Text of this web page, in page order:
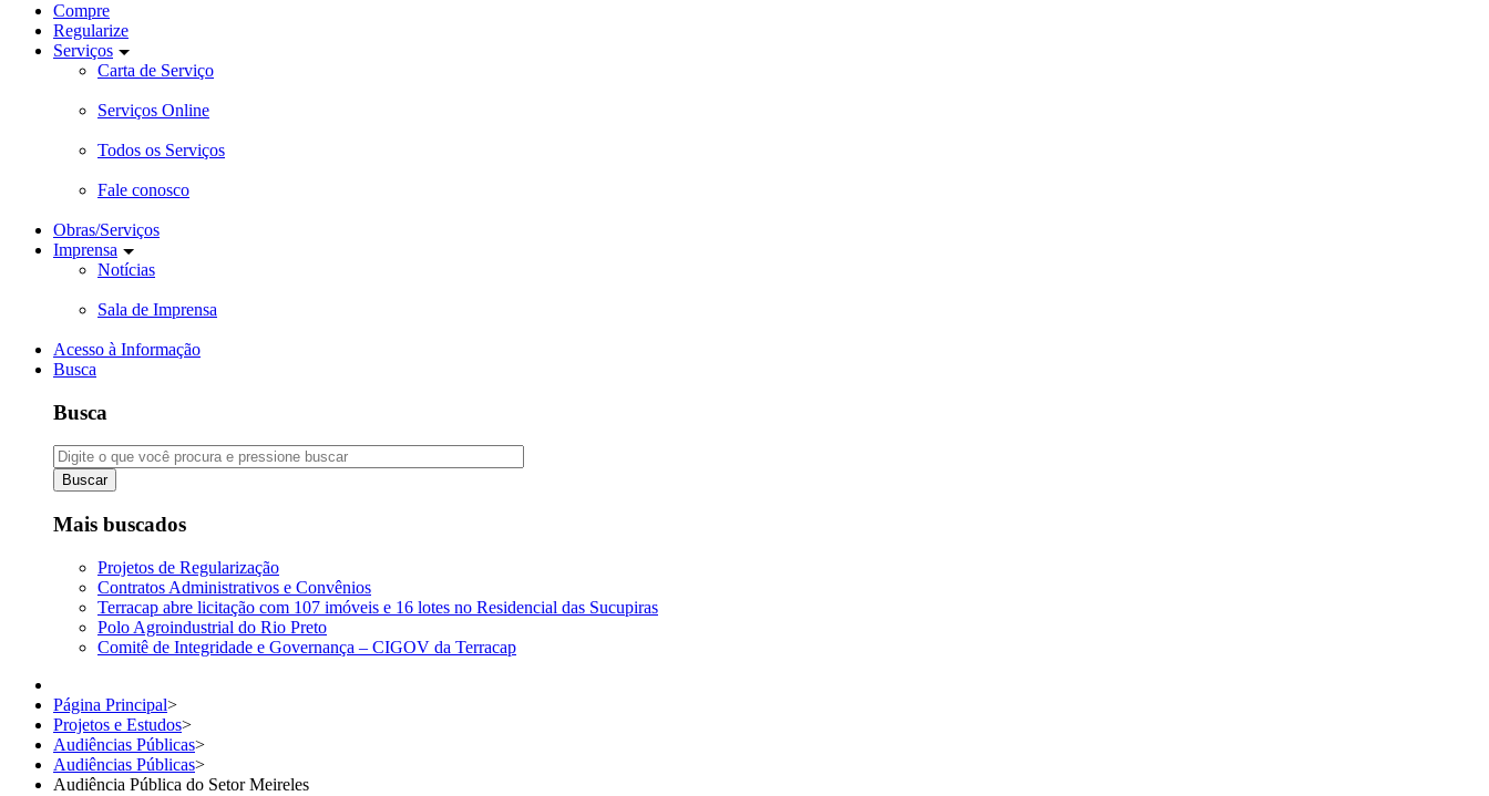
Compre
Regularize
Serviços
Carta de Serviço
Serviços Online
Todos os Serviços
Fale conosco
Obras/Serviços
Imprensa
Notícias
Sala de Imprensa
Acesso à Informação
Busca
Busca
Buscar
Mais buscados
Projetos de Regularização
Contratos Administrativos e Convênios
Terracap abre licitação com 107 imóveis e 16 lotes no Residencial das Sucupiras
Polo Agroindustrial do Rio Preto
Comitê de Integridade e Governança – CIGOV da Terracap
Página Principal>
Projetos e Estudos>
Audiências Públicas>
Audiências Públicas>
Audiência Pública do Setor Meireles